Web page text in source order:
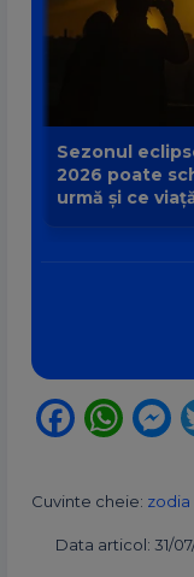
Sezonul
2026 poate
urmă și ce
Cuvinte cheie: zodia
Data articol: 31/